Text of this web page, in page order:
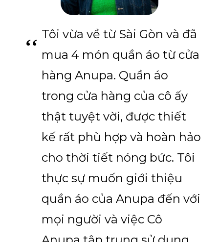
Tôi vừa về từ Sài Gòn và đã
mua 4 món quần áo từ cửa
hàng Anupa. Quần áo
trong cửa hàng của cô ấy
thật tuyệt vời, được thiết
kế rất phù hợp và hoàn hảo
cho thời tiết nóng bức. Tôi
thực sự muốn giới thiệu
quần áo của Anupa đến với
mọi người và việc Cô